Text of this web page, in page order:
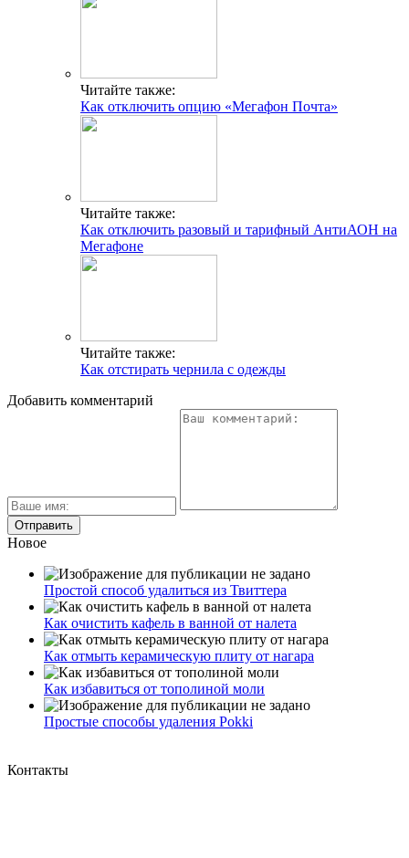
Читайте также:
Как отключить опцию «Мегафон Почта»
Читайте также:
Как отключить разовый и тарифный АнтиАОН на
Мегафоне
Читайте также:
Как отстирать чернила с одежды
Добавить комментарий
Новое
Простой способ удалиться из Твиттера
Как очистить кафель в ванной от налета
Как отмыть керамическую плиту от нагара
Как избавиться от тополиной моли
Простые способы удаления Pokki
Контакты